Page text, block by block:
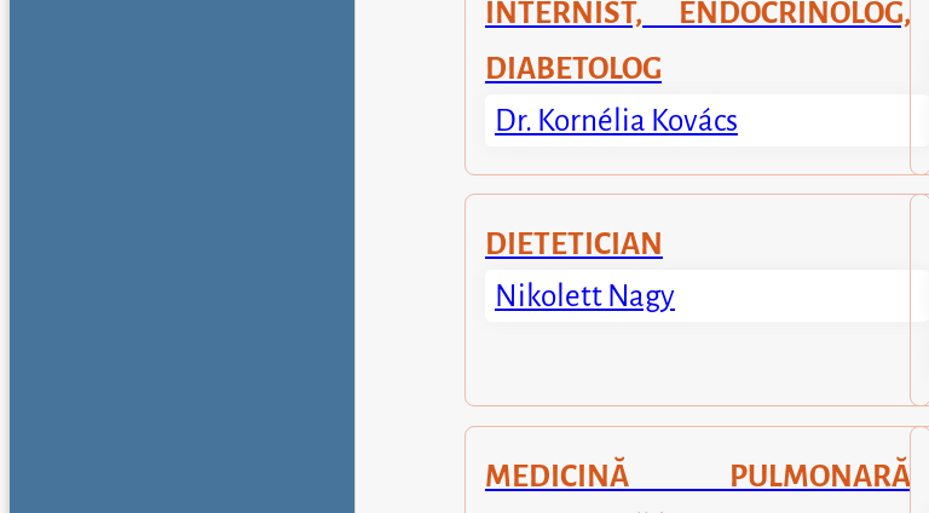
INTERNIST, ENDOCRINOLOG,
DIABETOLOG
Dr. Kornélia Kovács
DIETETICIAN
Nikolett Nagy
MEDICINĂ PULMONARĂ